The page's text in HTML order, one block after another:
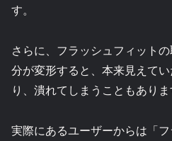
す。
さらに、フラッシュフィット
分が変形すると、本来見えて
り、潰れてしまうこともありま
実際にあるユーザーからは「